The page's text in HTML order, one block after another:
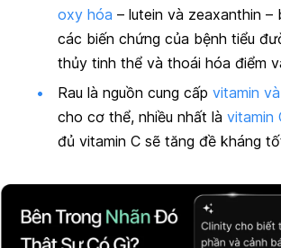
oxy hóa – lutein và zeaxanthin –
các biến chứng của bệnh tiểu
thủy tinh thể và thoái hóa điểm
Rau là nguồn cung cấp vitamin
cho cơ thể, nhiều nhất là vitamin
đủ vitamin C sẽ tăng đề kháng